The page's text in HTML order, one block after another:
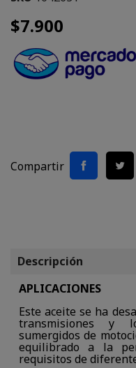
$7.900
Compartir
Descripción
APLICACIONES
Este aceite se ha
transmisiones y
sumergidos de
equilibrado a la
requisitos de